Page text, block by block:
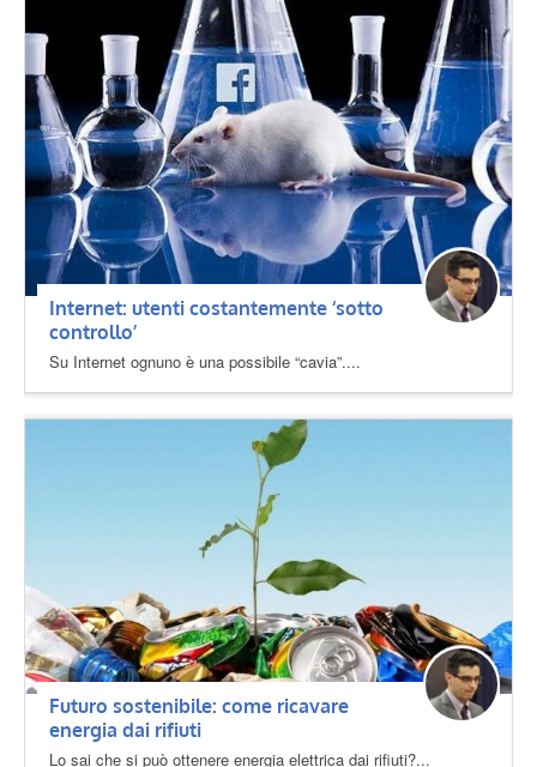
Internet: utenti costantemente ‘sotto
controllo’
Su Internet ognuno è una possibile “cavia”....
Futuro sostenibile: come ricavare
energia dai rifiuti
Lo sai che si può ottenere energia elettrica dai rifiuti?...